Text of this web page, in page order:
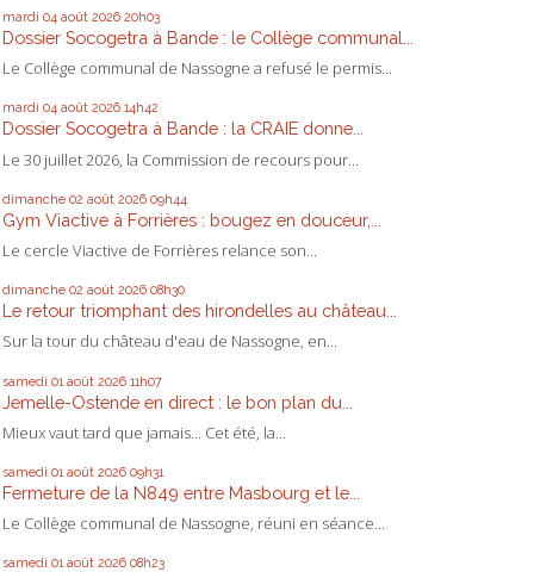
mardi 04 août 2026 20h03
Dossier Socogetra à Bande : le Collège communal...
Le Collège communal de Nassogne a refusé le permis...
mardi 04 août 2026 14h42
Dossier Socogetra à Bande : la CRAIE donne...
Le 30 juillet 2026, la Commission de recours pour...
dimanche 02 août 2026 09h44
Gym Viactive à Forrières : bougez en douceur,...
Le cercle Viactive de Forrières relance son...
dimanche 02 août 2026 08h30
Le retour triomphant des hirondelles au château...
Sur la tour du château d'eau de Nassogne, en...
samedi 01 août 2026 11h07
Jemelle-Ostende en direct : le bon plan du...
Mieux vaut tard que jamais... Cet été, la...
samedi 01 août 2026 09h31
Fermeture de la N849 entre Masbourg et le...
Le Collège communal de Nassogne, réuni en séance...
samedi 01 août 2026 08h23